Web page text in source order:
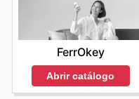
FerrOkey
Abrir catálogo